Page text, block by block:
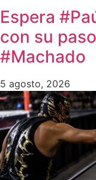
Espera
con su
#Machado
5 agosto, 2026